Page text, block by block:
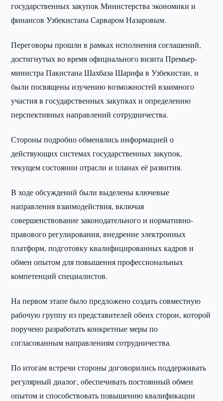
государственных закупок Министерства экономики и
финансов Узбекистана Сарваром Назаровым.
Переговоры прошли в рамках исполнения соглашений,
достигнутых во время официального визита Премьер-
министра Пакистана Шахбаза Шарифа в Узбекистан, и
были посвящены изучению возможностей взаимного
участия в государственных закупках и определению
перспективных направлений сотрудничества.
Стороны подробно обменялись информацией о
действующих системах государственных закупок,
текущем состоянии отрасли и планах её развития.
В ходе обсуждений были выделены ключевые
направления взаимодействия, включая
совершенствование законодательного и нормативно-
правового регулирования, внедрение электронных
платформ, подготовку квалифицированных кадров и
обмен опытом для повышения профессиональных
компетенций специалистов.
На первом этапе было предложено создать совместную
рабочую группу из представителей обеих сторон, которой
поручено разработать конкретные меры по
согласованным направлениям сотрудничества.
По итогам встречи стороны договорились поддерживать
регулярный диалог, обеспечивать постоянный обмен
опытом и способствовать повышению квалификации